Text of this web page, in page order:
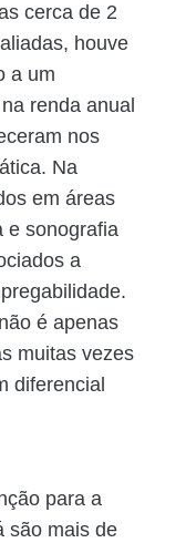
cerca de 2
houve
a um
renda anual
nos
Na
em áreas
e sonografia
a
é apenas
muitas vezes
diferencial
para a
são mais de